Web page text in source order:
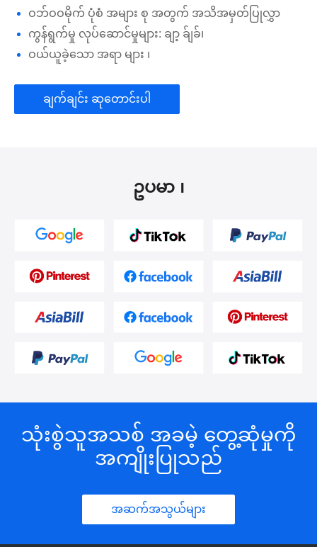
ဝဘ်ဝဝမိုက် ပုံစံ အများ စု အတွက် အသိအမှတ်ပြုလွှာ
ကွန်ရွက်မှု လုပ်ဆောင်မှုများ: ချာ့ ခ်ျခ်၊
ဝယ်ယူခဲ့သော အရာ များ ၊
ချက်ချင်း ဆုတောင်းပါ
ဥပမာ ၊
သုံးစွဲသူအသစ် အခမဲ့ တွေ့ဆုံမှုကို
အကျိုးပြုသည်
အဆက်အသွယ်များ